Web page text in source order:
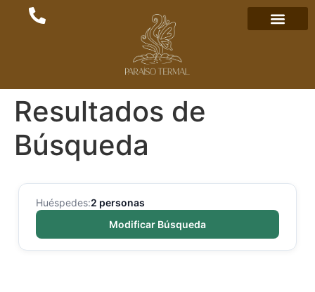
Resultados de
Búsqueda
Huéspedes:2 personas
Modificar Búsqueda